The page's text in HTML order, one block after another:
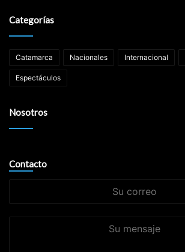
Categorías
Catamarca Nacionales Internacional
Espectáculos
Nosotros
Contacto